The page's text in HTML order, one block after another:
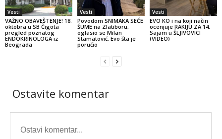
Vesti
VAŽNO OBAVEŠTENJE! 18.
oktobra u SB Čigota
pregled poznatog
ENDOKRINOLOGA iz
Beograda
Vesti
Povodom SNIMAKA SEČE
ŠUME na Zlatiboru,
oglasio se Milan
Stamatović. Evo šta je
poručio
Vesti
EVO KO i na koji način
ocenjuje RAKIJU ZA 14.
Sajam u ŠLJIVOVICI
(VIDEO)
Ostavite komentar